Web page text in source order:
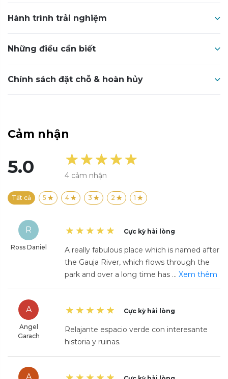
Hành trình trải nghiệm
Những điều cần biết
Chính sách đặt chỗ & hoàn hủy
Cảm nhận
5.0 4 cảm nhận
Tất cả 5 4 3 2 1
R
Ross Daniel
Cực kỳ hài lòng
A really fabulous place which is named after
the Gauja River, which flows through the
park and over a long time has ... Xem thêm
A
Angel
Garach
Cực kỳ hài lòng
Relajante espacio verde con interesante
historia y ruinas.
A